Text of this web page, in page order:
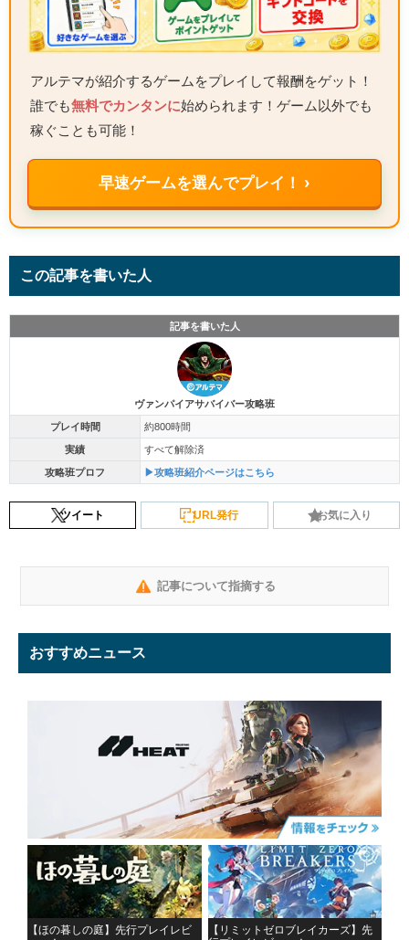
アルテマが紹介するゲームをプレイして報酬をゲット！
誰でも無料でカンタンに始められます！ゲーム以外でも
稼ぐことも可能！
早速ゲームを選んでプレイ！ ›
この記事を書いた人
記事を書いた人
ヴァンパイアサバイバー攻略班
プレイ時間 約800時間
実績 すべて解除済
攻略班プロフ ▶攻略班紹介ページはこちら
ツイート URL発行 お気に入り
記事について指摘する
おすすめニュース
【ほの暮しの庭】先行プレイレビ
【リミットゼロブレイカーズ】先